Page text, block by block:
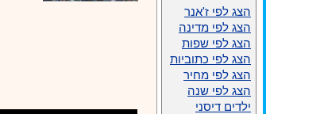
הצג לפי ז'אנר
הצג לפי מדינה
הצג לפי שפות
הצג לפי כתוביות
הצג לפי מחיר
הצג לפי שנה
ילדים דיסני